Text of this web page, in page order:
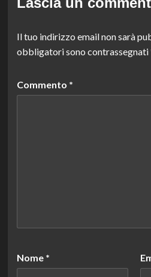
Il tuo indirizzo email non sarà
obbligatori sono contrassegnati
Commento *
Nome *